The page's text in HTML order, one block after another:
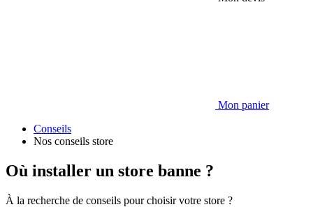
Mon panier
Conseils
Nos conseils store
Où installer un store banne ?
À la recherche de conseils pour choisir votre store ?